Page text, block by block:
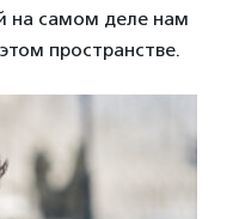
на самом деле нам
пространстве.